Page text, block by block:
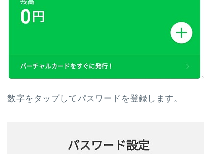
数字をタップしてパスワードを登録します。